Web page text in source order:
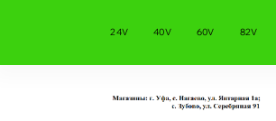
24V 40V 60V 82V